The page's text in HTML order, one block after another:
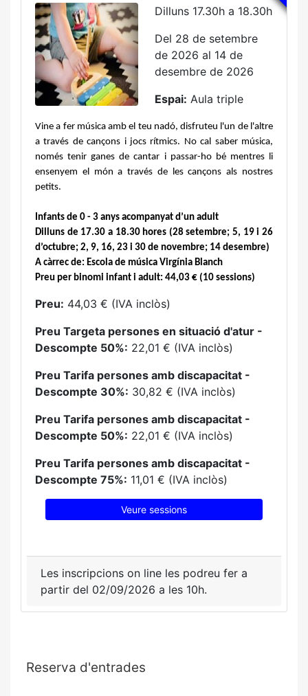
Dilluns 17.30h a 18.30h
Del 28 de setembre
de 2026 al 14 de
desembre de 2026
Espai: Aula triple
Vine a fer música amb el teu nadó, disfruteu l'un de l'altre
a través de cançons i jocs rítmics. No cal saber música,
només tenir ganes de cantar i passar-ho bé mentres li
ensenyem el món a través de les cançons als nostres
petits.
Infants de 0 - 3 anys acompanyat d’un adult
Dilluns de 17.30 a 18.30 hores (28 setembre; 5, 19 i 26
d’octubre; 2, 9, 16, 23 i 30 de novembre; 14 desembre)
A càrrec de: Escola de música Virgínia Blanch
Preu per binomi infant i adult: 44,03 € (10 sessions)
Preu: 44,03 € (IVA inclòs)
Preu Targeta persones en situació d'atur -
Descompte 50%: 22,01 € (IVA inclòs)
Preu Tarifa persones amb discapacitat -
Descompte 30%: 30,82 € (IVA inclòs)
Preu Tarifa persones amb discapacitat -
Descompte 50%: 22,01 € (IVA inclòs)
Preu Tarifa persones amb discapacitat -
Descompte 75%: 11,01 € (IVA inclòs)
Veure sessions
Les inscripcions on line les podreu fer a
partir del 02/09/2026 a les 10h.
Reserva d'entrades